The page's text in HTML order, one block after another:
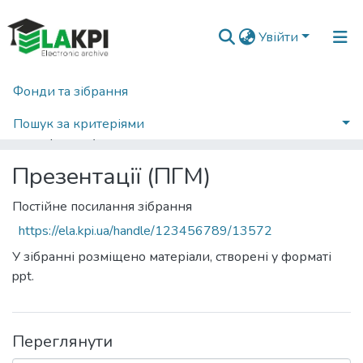
Увійти
Фонди та зібрання
Пошук за критеріями
Головна
Переглянути за назвою
Презентації (ПГМ)
Постійне посилання зібрання
https://ela.kpi.ua/handle/123456789/13572
У зібранні розміщено матеріали, створені у форматі
ppt.
Переглянути